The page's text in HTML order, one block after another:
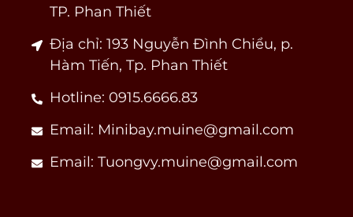
TP. Phan Thiết
Địa chỉ: 193 Nguyễn Đình Chiểu, p.
Hàm Tiến, Tp. Phan Thiết
Hotline: 0915.6666.83
Email: Minibay.muine@gmail.com
Email: Tuongvy.muine@gmail.com